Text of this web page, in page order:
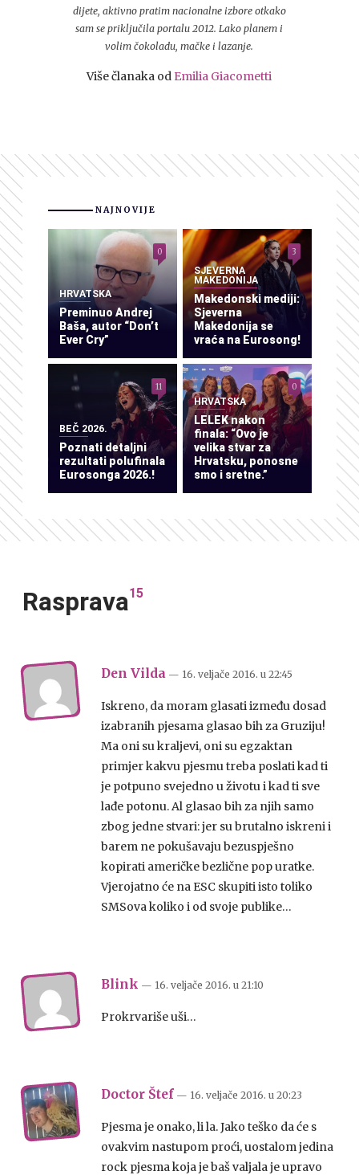
dijete, aktivno pratim nacionalne izbore otkako
sam se priključila portalu 2012. Lako planem i
volim čokoladu, mačke i lazanje.
Više članaka od Emilia Giacometti
NAJNOVIJE
HRVATSKA
Preminuo Andrej
Baša, autor “Don’t
Ever Cry”
0
SJEVERNA
MAKEDONIJA
Makedonski mediji:
Sjeverna
Makedonija se
vraća na Eurosong!
3
BEČ 2026.
Poznati detaljni
rezultati polufinala
Eurosonga 2026.!
11
HRVATSKA
LELEK nakon
finala: “Ovo je
velika stvar za
Hrvatsku, ponosne
smo i sretne.”
0
Rasprava15
Den Vilda — 16. veljače 2016. u 22:45
Iskreno, da moram glasati između dosad
izabranih pjesama glasao bih za Gruziju!
Ma oni su kraljevi, oni su egzaktan
primjer kakvu pjesmu treba poslati kad ti
je potpuno svejedno u životu i kad ti sve
lađe potonu. Al glasao bih za njih samo
zbog jedne stvari: jer su brutalno iskreni i
barem ne pokušavaju bezuspješno
kopirati američke bezlične pop uratke.
Vjerojatno će na ESC skupiti isto toliko
SMSova koliko i od svoje publike…
Blink — 16. veljače 2016. u 21:10
Prokrvariše uši…
Doctor Štef — 16. veljače 2016. u 20:23
Pjesma je onako, li la. Jako teško da će s
ovakvim nastupom proći, uostalom jedina
rock pjesma koja je baš valjala je upravo